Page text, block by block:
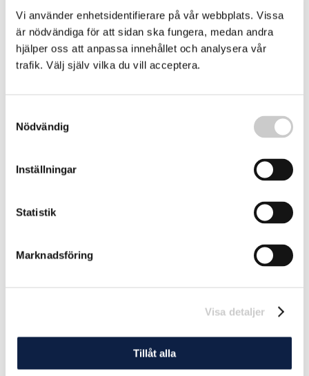
Vi använder enhetsidentifierare på vår webbplats. Vissa
är nödvändiga för att sidan ska fungera, medan andra
hjälper oss att anpassa innehållet och analysera vår
trafik. Välj själv vilka du vill acceptera.
Nödvändig
Inställningar
Statistik
Marknadsföring
Visa detaljer
Tillåt alla
”Hammarhaj-dagis” hittat i Galapagos
Forskare vid en Greenpeace expedition har hittat vad
man tror är det första "hammarhaj-dagiset" i Galápagos
marina naturreservat.
Oväntad ökning av hajar – ”fantastiskt kul”
vattentemperaturer – och förutspår fler interaktioner
mellan haj och människa när planeten värms upp.